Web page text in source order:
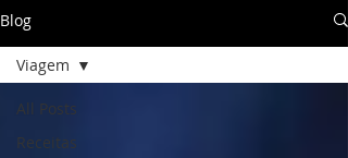
Blog
All Posts
Receitas
Viagem